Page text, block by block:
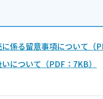
係る留意事項について（
について（PDF：7KB）